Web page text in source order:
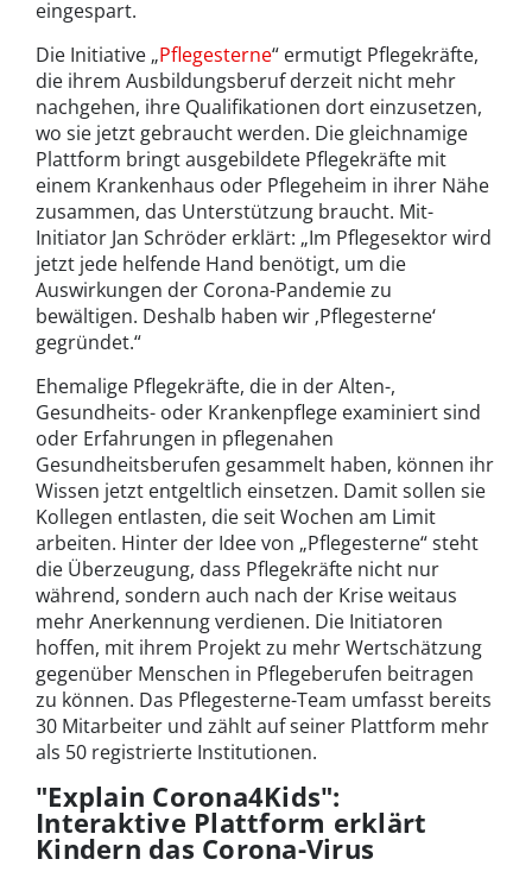
eingespart.
Die Initiative „Pflegesterne“ ermutigt Pflegekräfte,
die ihrem Ausbildungsberuf derzeit nicht mehr
nachgehen, ihre Qualifikationen dort einzusetzen,
wo sie jetzt gebraucht werden. Die gleichnamige
Plattform bringt ausgebildete Pflegekräfte mit
einem Krankenhaus oder Pflegeheim in ihrer Nähe
zusammen, das Unterstützung braucht. Mit-
Initiator Jan Schröder erklärt: „Im Pflegesektor wird
jetzt jede helfende Hand benötigt, um die
Auswirkungen der Corona-Pandemie zu
bewältigen. Deshalb haben wir ‚Pflegesterne‘
gegründet.“
Ehemalige Pflegekräfte, die in der Alten-,
Gesundheits- oder Krankenpflege examiniert sind
oder Erfahrungen in pflegenahen
Gesundheitsberufen gesammelt haben, können ihr
Wissen jetzt entgeltlich einsetzen. Damit sollen sie
Kollegen entlasten, die seit Wochen am Limit
arbeiten. Hinter der Idee von „Pflegesterne“ steht
die Überzeugung, dass Pflegekräfte nicht nur
während, sondern auch nach der Krise weitaus
mehr Anerkennung verdienen. Die Initiatoren
hoffen, mit ihrem Projekt zu mehr Wertschätzung
gegenüber Menschen in Pflegeberufen beitragen
zu können. Das Pflegesterne-Team umfasst bereits
30 Mitarbeiter und zählt auf seiner Plattform mehr
als 50 registrierte Institutionen.
"Explain Corona4Kids":
Interaktive Plattform erklärt
Kindern das Corona-Virus